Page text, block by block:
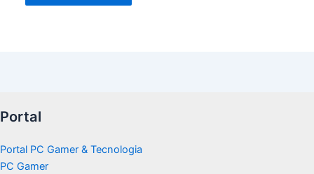
Portal
Portal PC Gamer & Tecnologia
PC Gamer